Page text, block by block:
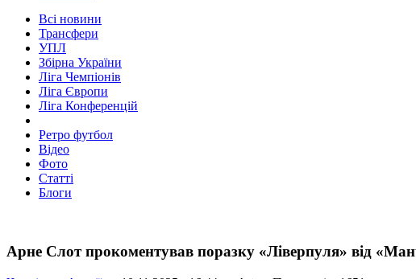
Всі новини
Трансфери
УПЛ
Збірна України
Ліга Чемпіонів
Ліга Європи
Ліга Конференцій
Ретро футбол
Відео
Фото
Статті
Блоги
Арне Слот прокоментував поразку «Ліверпуля» від